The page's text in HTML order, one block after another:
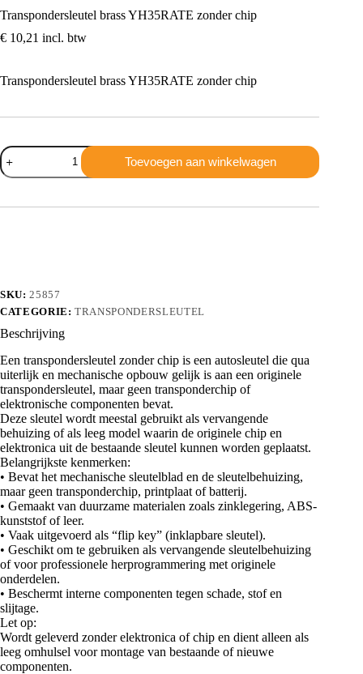
Transpondersleutel brass YH35RATE zonder chip
€ 10,21 incl. btw
Transpondersleutel brass YH35RATE zonder chip
Transpondersleutel
brass
YH35RATE
chip
Toevoegen aan winkelwagen
SKU:25857
CATEGORIE:TRANSPONDERSLEUTEL
Beschrijving
Een transpondersleutel zonder chip is een autosleutel die qua
uiterlijk en mechanische opbouw gelijk is aan een originele
transpondersleutel, maar geen transponderchip of
elektronische componenten bevat.
Deze sleutel wordt meestal gebruikt als vervangende
behuizing of als leeg model waarin de originele chip en
elektronica uit de bestaande sleutel kunnen worden geplaatst.
Belangrijkste kenmerken:
• Bevat het mechanische sleutelblad en de sleutelbehuizing,
maar geen transponderchip, printplaat of batterij.
• Gemaakt van duurzame materialen zoals zinklegering, ABS-
kunststof of leer.
• Vaak uitgevoerd als “flip key” (inklapbare sleutel).
• Geschikt om te gebruiken als vervangende sleutelbehuizing
of voor professionele herprogrammering met originele
onderdelen.
• Beschermt interne componenten tegen schade, stof en
slijtage.
Let op:
Wordt geleverd zonder elektronica of chip en dient alleen als
leeg omhulsel voor montage van bestaande of nieuwe
componenten.